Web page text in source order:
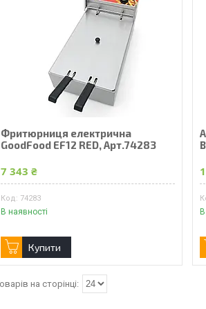
Фритюрниця електрична
GoodFood EF12 RED, Арт.74283
7 343 ₴
74283
В наявності
Купити